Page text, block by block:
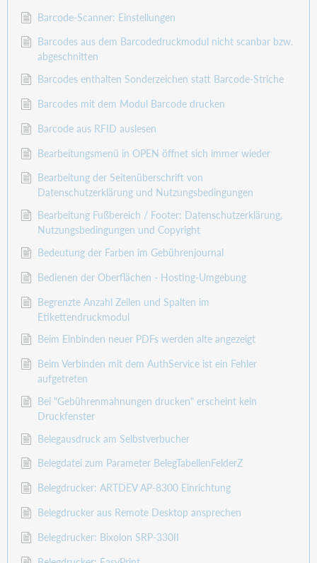
Barcode-Scanner: Einstellungen
Barcodes aus dem Barcodedruckmodul nicht scanbar bzw.
abgeschnitten
Barcodes enthalten Sonderzeichen statt Barcode-Striche
Barcodes mit dem Modul Barcode drucken
Barcode aus RFID auslesen
Bearbeitungsmenü in OPEN öffnet sich immer wieder
Bearbeitung der Seitenüberschrift von
Datenschutzerklärung und Nutzungsbedingungen
Bearbeitung Fußbereich / Footer: Datenschutzerklärung,
Nutzungsbedingungen und Copyright
Bedeutung der Farben im Gebührenjournal
Bedienen der Oberflächen - Hosting-Umgebung
Begrenzte Anzahl Zeilen und Spalten im
Etikettendruckmodul
Beim Einbinden neuer PDFs werden alte angezeigt
Beim Verbinden mit dem AuthService ist ein Fehler
aufgetreten
Bei "Gebührenmahnungen drucken" erscheint kein
Druckfenster
Belegausdruck am Selbstverbucher
Belegdatei zum Parameter BelegTabellenFelderZ
Belegdrucker: ARTDEV AP-8300 Einrichtung
Belegdrucker aus Remote Desktop ansprechen
Belegdrucker: Bixolon SRP-330II